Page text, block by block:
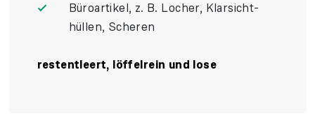
Büro­artikel, z. B. Locher, Klarsicht­
hüllen, Scheren
rest­entleert, löffel­rein und lose